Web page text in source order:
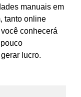
manuais em
tanto online
conhecerá
lucro.